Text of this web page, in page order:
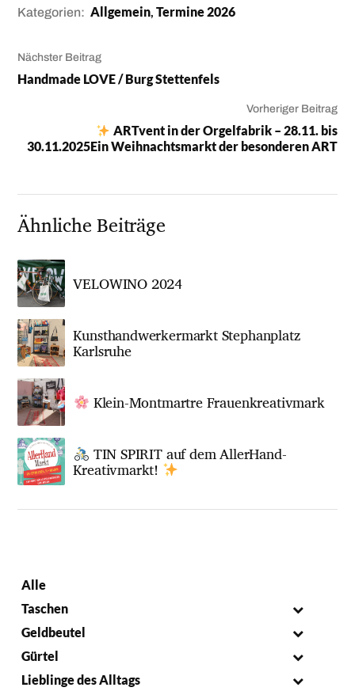
Kategorien: Allgemein,Termine 2026
Nächster Beitrag
Handmade LOVE / Burg Stettenfels
Vorheriger Beitrag
ARTvent in der Orgelfabrik – 28.11. bis
30.11.2025Ein Weihnachtsmarkt der besonderen ART
Ähnliche Beiträge
VELOWINO 2024
Kunsthandwerkermarkt Stephanplatz
Karlsruhe
Klein-Montmartre Frauenkreativmark
TIN SPIRIT auf dem AllerHand-
Kreativmarkt!
Alle
Taschen
Geldbeutel
Gürtel
Lieblinge des Alltags